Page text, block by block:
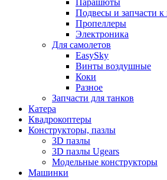
Парашюты
Подвесы и запчасти
Пропеллеры
Электроника
Для самолетов
EasySky
Винты воздушные
Коки
Разное
Запчасти для танков
Катера
Квадрокоптеры
Конструкторы, пазлы
3D пазлы
3D пазлы Ugears
Модельные конструкторы
Машинки